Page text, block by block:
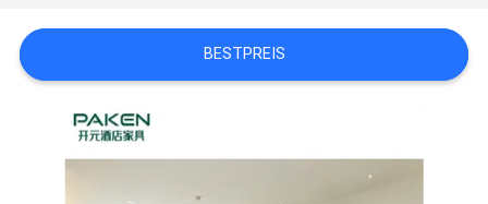
FORDERN
SIE
ZITAT
BESTPREIS